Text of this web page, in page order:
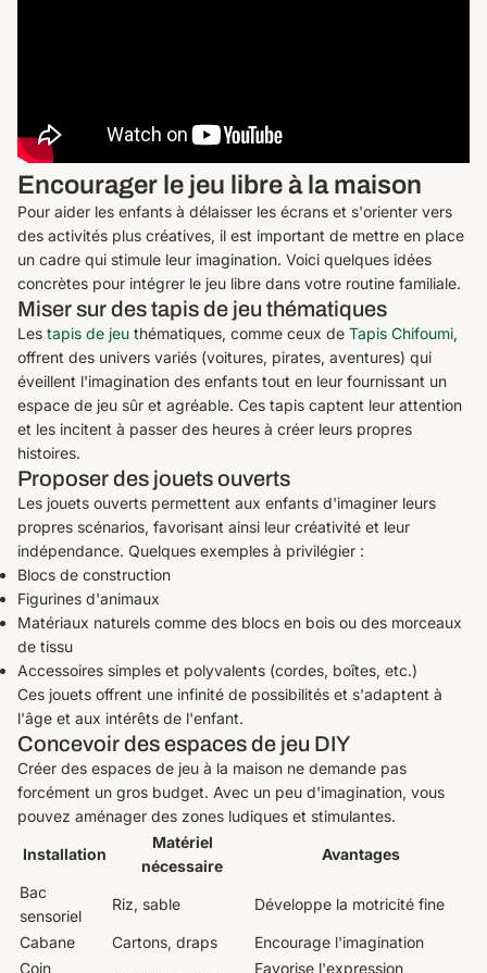
Encourager le jeu libre à la maison
Pour aider les enfants à délaisser les écrans et s'orienter vers
des activités plus créatives, il est important de mettre en place
un cadre qui stimule leur imagination. Voici quelques idées
concrètes pour intégrer le jeu libre dans votre routine familiale.
Miser sur des tapis de jeu thématiques
Les tapis de jeu thématiques, comme ceux de Tapis Chifoumi,
offrent des univers variés (voitures, pirates, aventures) qui
éveillent l'imagination des enfants tout en leur fournissant un
espace de jeu sûr et agréable. Ces tapis captent leur attention
et les incitent à passer des heures à créer leurs propres
histoires.
Proposer des jouets ouverts
Les jouets ouverts permettent aux enfants d'imaginer leurs
propres scénarios, favorisant ainsi leur créativité et leur
indépendance. Quelques exemples à privilégier :
Blocs de construction
Figurines d'animaux
Matériaux naturels comme des blocs en bois ou des morceaux
de tissu
Accessoires simples et polyvalents (cordes, boîtes, etc.)
Ces jouets offrent une infinité de possibilités et s'adaptent à
l'âge et aux intérêts de l'enfant.
Concevoir des espaces de jeu DIY
Créer des espaces de jeu à la maison ne demande pas
forcément un gros budget. Avec un peu d'imagination, vous
pouvez aménager des zones ludiques et stimulantes.
Installation
Matériel
nécessaire
Avantages
Bac
sensoriel
Riz, sable Développe la motricité fine
Cabane Cartons, draps
Encourage l'imagination
Coin
Favorise l'expression